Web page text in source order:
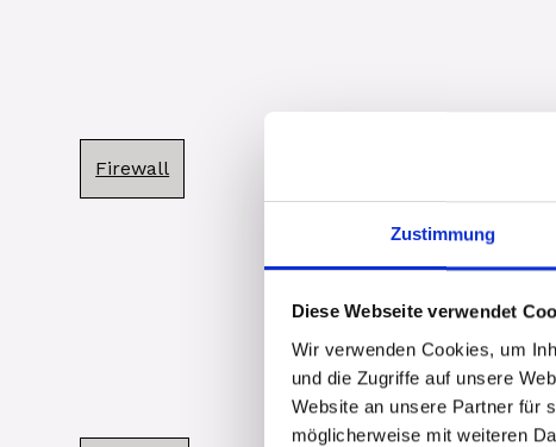
Zustimmung
Diese Webseite verwendet
Wir verwenden Cookies, um
und die Zugriffe auf unsere
Website an unsere Partner für
möglicherweise mit weiteren
Firewall